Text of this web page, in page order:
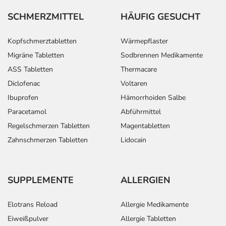
Für die Information an dieser Stelle werden vor allem
einem von 1.000 behandelten Patienten auftreten.
Dosierung
Anwendungshinweise
Art der Anwendung?
Nehmen Sie das Arzneimittel im Ganzen mit Flüssigkeit
Dauer der Anwendung?
deshalb nur von Ihrem Arzt bestimmt.
Überdosierung?
Bei einer Überdosierung kann es unter anderem zu
SCHMERZMITTEL
Kopfschmerztabletten
Migräne Tabletten
ASS Tabletten
Diclofenac
Ibuprofen
Paracetamol
Regelschmerzen Tabletten
Zahnschmerzen Tabletten
HÄUFIG GESUCHT
Wärmepflaster
Sodbrennen Medikamente
Thermacare
Voltaren
Hämorrhoiden Salbe
Abführmittel
Magentabletten
Lidocain
SUPPLEMENTE
Elotrans Reload
Eiweißpulver
ALLERGIEN
Allergie Medikamente
Allergie Tabletten